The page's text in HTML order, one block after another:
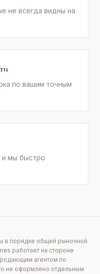
не всегда видны на
по вашим точным
и мы быстро
в порядке общей рыночной
работает на стороне
агентом по
не оформлено отдельным